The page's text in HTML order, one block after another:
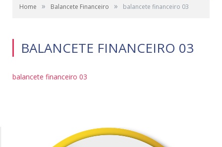
Home » Balancete Financeiro » balancete financeiro 03
BALANCETE FINANCEIRO 03
balancete financeiro 03